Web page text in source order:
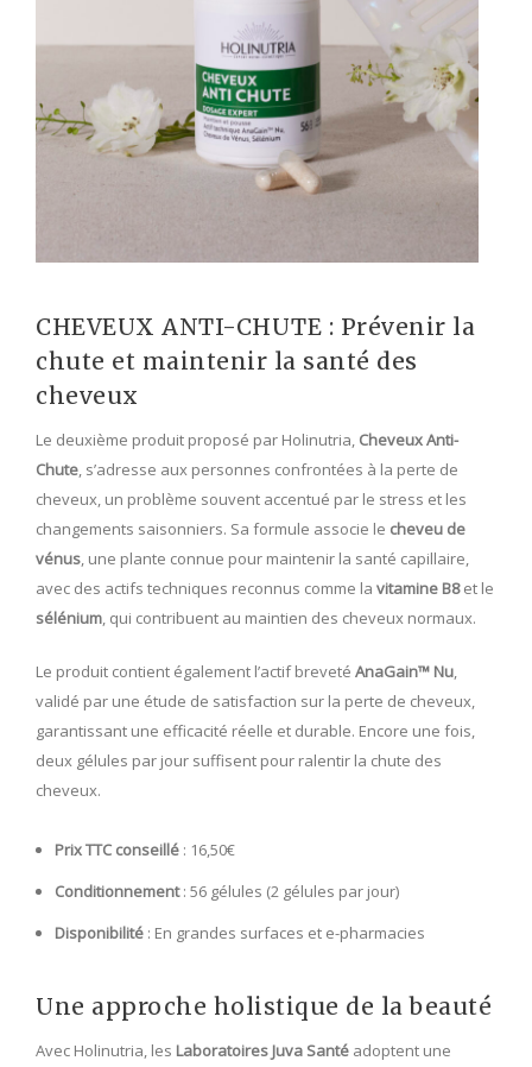
CHEVEUX ANTI-CHUTE : Prévenir la
chute et maintenir la santé des
cheveux
Le deuxième produit proposé par Holinutria, Cheveux Anti-
Chute, s’adresse aux personnes confrontées à la perte de
cheveux, un problème souvent accentué par le stress et les
changements saisonniers. Sa formule associe le cheveu de
vénus, une plante connue pour maintenir la santé capillaire,
avec des actifs techniques reconnus comme la vitamine B8et le
sélénium, qui contribuent au maintien des cheveux normaux.
Le produit contient également l’actif breveté AnaGain™ Nu,
validé par une étude de satisfaction sur la perte de cheveux,
garantissant une efficacité réelle et durable. Encore une fois,
deux gélules par jour suffisent pour ralentir la chute des
cheveux.
Prix TTC conseillé : 16,50€
Conditionnement: 56 gélules (2 gélules par jour)
Disponibilité : En grandes surfaces et e-pharmacies
Une approche holistique de la beauté
Avec Holinutria, les Laboratoires Juva Santé adoptent une